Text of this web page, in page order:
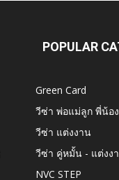
POPULAR
Green Card
วีซ่า พ่อแม่ลูก พี่น้อง
วีซ่า แต่งงาน
วีซ่า คู่หมั้น - แต่งง
NVC STEP